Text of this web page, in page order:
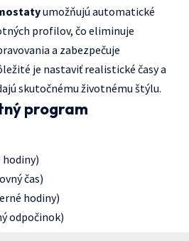
umožňujú automatické
profilov, čo eliminuje
a zabezpečuje
je nastaviť realistické časy a
skutočnému životnému štýlu.
program
hodiny)
čas)
hodiny)
odpočinok)